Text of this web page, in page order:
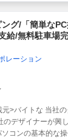
グ/「簡単な
給/無料駐車場
レーション
元>バイトな 当社
のデザイナーが興
コンの基本的な